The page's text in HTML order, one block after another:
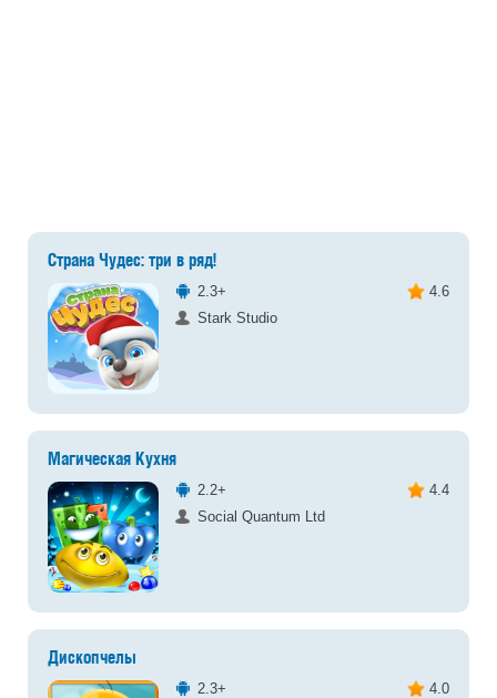
Страна Чудес: три в ряд!
2.3+
4.6
Stark Studio
Магическая Кухня
2.2+
4.4
Social Quantum Ltd
Дископчелы
2.3+
4.0